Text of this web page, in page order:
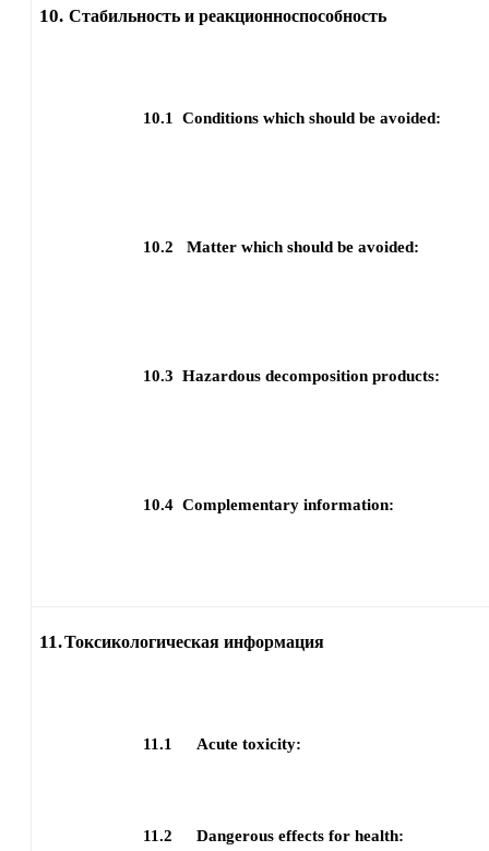
10. Стабильность и реакционноспособность
10.1 Conditions which should be avoided:
10.2 Matter which should be avoided:
10.3 Hazardous decomposition products:
10.4 Complementary information:
11.Токсикологическая информация
11.1 Acute toxicity:
11.2 Dangerous effects for health: